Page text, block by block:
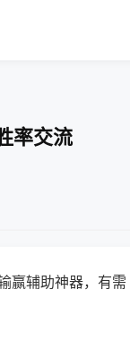
率交流
赢辅助神器，有需